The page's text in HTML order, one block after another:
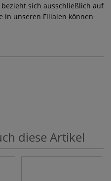
sich ausschließlich auf
in unseren Filialen können
diese Artikel